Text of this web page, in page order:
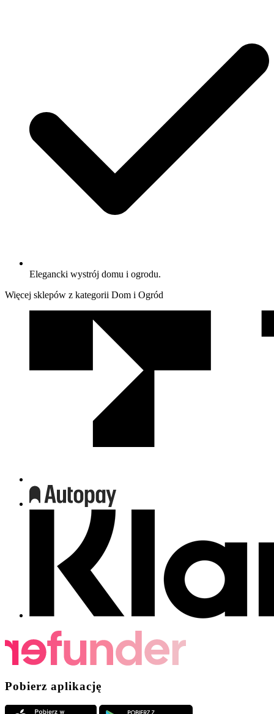
Elegancki wystrój domu i ogrodu.
Więcej sklepów z kategorii Dom i Ogród
Pobierz aplikację